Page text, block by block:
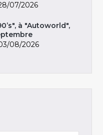
07/2026
à "Autoworld",
08/2026